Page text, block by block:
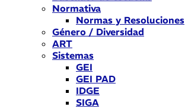
Normativa
Normas y Resoluciones
Género / Diversidad
ART
Sistemas
GEI
GEI PAD
IDGE
SIGA